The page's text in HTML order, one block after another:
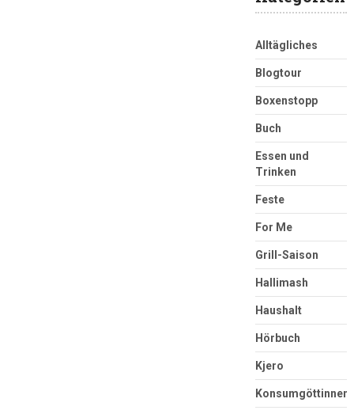
Alltägliches
Blogtour
Boxenstopp
Buch
Essen und
Trinken
Feste
For Me
Grill-Saison
Hallimash
Haushalt
Hörbuch
Kjero
Konsumgöttinnen